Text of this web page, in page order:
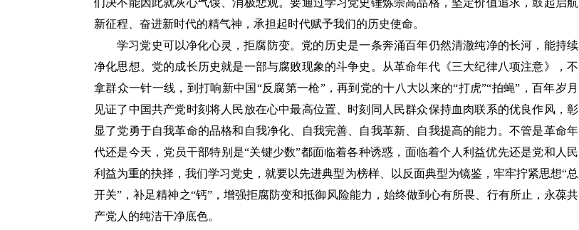
们决不能因此就灰心气馁、消极悲观。要通过学习党史锤炼崇高品格，坚定价值追求，鼓起启航
新征程、奋进新时代的精气神，承担起时代赋予我们的历史使命。
学习党史可以净化心灵，拒腐防变。党的历史是一条奔涌百年仍然清澈纯净的长河，能持续
净化思想。党的成长历史就是一部与腐败现象的斗争史。从革命年代《三大纪律八项注意》，不
拿群众一针一线，到打响新中国“反腐第一枪”，再到党的十八大以来的“打虎”“拍蝇”，百年岁月
见证了中国共产党时刻将人民放在心中最高位置、时刻同人民群众保持血肉联系的优良作风，彰
显了党勇于自我革命的品格和自我净化、自我完善、自我革新、自我提高的能力。不管是革命年
代还是今天，党员干部特别是“关键少数”都面临着各种诱惑，面临着个人利益优先还是党和人民
利益为重的抉择，我们学习党史，就要以先进典型为榜样、以反面典型为镜鉴，牢牢拧紧思想“总
开关”，补足精神之“钙”，增强拒腐防变和抵御风险能力，始终做到心有所畏、行有所止，永葆共
产党人的纯洁干净底色。